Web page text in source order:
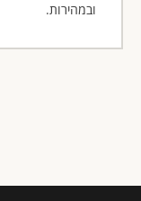
ובמהירות.